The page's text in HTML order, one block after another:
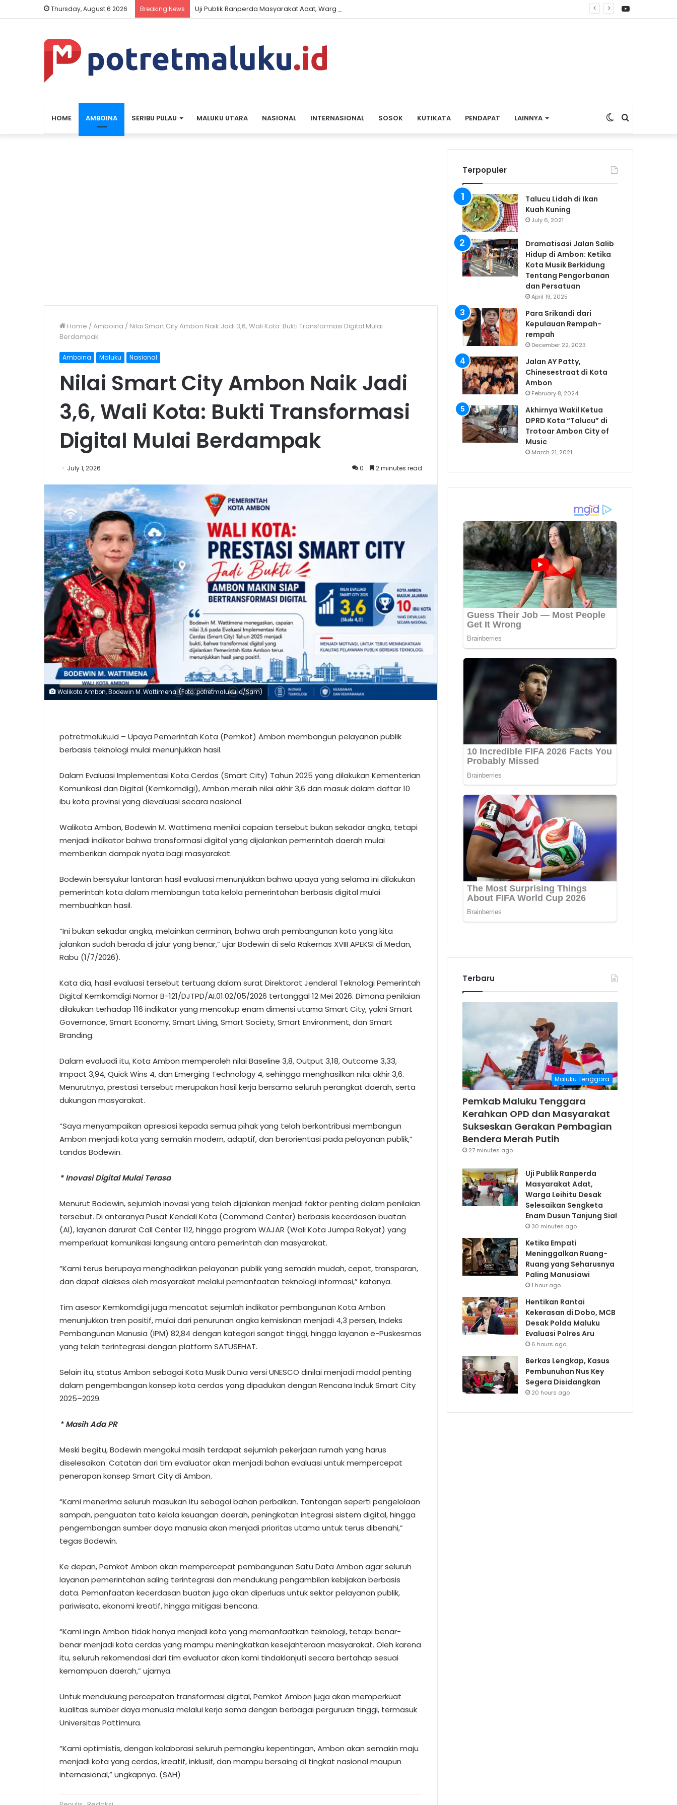
Thursday, August 6 2026 Breaking News Uji Publik Ranperda Masyarakat Adat, Warga Leihitu Desak Selesaikan Sengketa Enam Dusun Tanjung Sial
HOME AMBOINA SERIBU PULAU MALUKU UTARA NASIONAL INTERNASIONAL SOSOK KUTIKATA PENDAPAT LAINNYA Search
for
Switch
skin
Home /Amboina / Nilai Smart City Ambon Naik Jadi 3,6, Wali Kota: Bukti Transformasi Digital Mulai
Berdampak
Amboina Maluku Nasional
Nilai Smart City Ambon Naik Jadi
3,6, Wali Kota: Bukti Transformasi
Digital Mulai Berdampak
July 1, 2026 0 2 minutes read
Walikota Ambon, Bodewin M. Wattimena. (Foto: potretmaluku.id/Sam)
potretmaluku.id – Upaya Pemerintah Kota (Pemkot) Ambon membangun pelayanan publik
berbasis teknologi mulai menunjukkan hasil.
Dalam Evaluasi Implementasi Kota Cerdas (Smart City) Tahun 2025 yang dilakukan Kementerian
Komunikasi dan Digital (Kemkomdigi), Ambon meraih nilai akhir 3,6 dan masuk dalam daftar 10
ibu kota provinsi yang dievaluasi secara nasional.
Walikota Ambon, Bodewin M. Wattimena menilai capaian tersebut bukan sekadar angka, tetapi
menjadi indikator bahwa transformasi digital yang dijalankan pemerintah daerah mulai
memberikan dampak nyata bagi masyarakat.
Bodewin bersyukur lantaran hasil evaluasi menunjukkan bahwa upaya yang selama ini dilakukan
pemerintah kota dalam membangun tata kelola pemerintahan berbasis digital mulai
membuahkan hasil.
“Ini bukan sekadar angka, melainkan cerminan, bahwa arah pembangunan kota yang kita
jalankan sudah berada di jalur yang benar,” ujar Bodewin di sela Rakernas XVIII APEKSI di Medan,
Rabu (1/7/2026).
Kata dia, hasil evaluasi tersebut tertuang dalam surat Direktorat Jenderal Teknologi Pemerintah
Digital Kemkomdigi Nomor B-121/DJTPD/AI.01.02/05/2026 tertanggal 12 Mei 2026. Dimana penilaian
dilakukan terhadap 116 indikator yang mencakup enam dimensi utama Smart City, yakni Smart
Governance, Smart Economy, Smart Living, Smart Society, Smart Environment, dan Smart
Branding.
Dalam evaluadi itu, Kota Ambon memperoleh nilai Baseline 3,8, Output 3,18, Outcome 3,33,
Impact 3,94, Quick Wins 4, dan Emerging Technology 4, sehingga menghasilkan nilai akhir 3,6.
Menurutnya, prestasi tersebut merupakan hasil kerja bersama seluruh perangkat daerah, serta
dukungan masyarakat.
“Saya menyampaikan apresiasi kepada semua pihak yang telah berkontribusi membangun
Ambon menjadi kota yang semakin modern, adaptif, dan berorientasi pada pelayanan publik,”
tandas Bodewin.
* Inovasi Digital Mulai Terasa
Menurut Bodewin, sejumlah inovasi yang telah dijalankan menjadi faktor penting dalam penilaian
tersebut. Di antaranya Pusat Kendali Kota (Command Center) berbasis kecerdasan buatan
(AI), layanan darurat Call Center 112, hingga program WAJAR (Wali Kota Jumpa Rakyat) yang
memperkuat komunikasi langsung antara pemerintah dan masyarakat.
“Kami terus berupaya menghadirkan pelayanan publik yang semakin mudah, cepat, transparan,
dan dapat diakses oleh masyarakat melalui pemanfaatan teknologi informasi,” katanya.
Tim asesor Kemkomdigi juga mencatat sejumlah indikator pembangunan Kota Ambon
menunjukkan tren positif, mulai dari penurunan angka kemiskinan menjadi 4,3 persen, Indeks
Pembangunan Manusia (IPM) 82,84 dengan kategori sangat tinggi, hingga layanan e-Puskesmas
yang telah terintegrasi dengan platform SATUSEHAT.
Selain itu, status Ambon sebagai Kota Musik Dunia versi UNESCO dinilai menjadi modal penting
dalam pengembangan konsep kota cerdas yang dipadukan dengan Rencana Induk Smart City
2025–2029.
* Masih Ada PR
Meski begitu, Bodewin mengakui masih terdapat sejumlah pekerjaan rumah yang harus
diselesaikan. Catatan dari tim evaluator akan menjadi bahan evaluasi untuk mempercepat
penerapan konsep Smart City di Ambon.
“Kami menerima seluruh masukan itu sebagai bahan perbaikan. Tantangan seperti pengelolaan
sampah, penguatan tata kelola keuangan daerah, peningkatan integrasi sistem digital, hingga
pengembangan sumber daya manusia akan menjadi prioritas utama untuk terus dibenahi,”
tegas Bodewin.
Ke depan, Pemkot Ambon akan mempercepat pembangunan Satu Data Ambon agar seluruh
layanan pemerintahan saling terintegrasi dan mendukung pengambilan kebijakan berbasis
data. Pemanfaatan kecerdasan buatan juga akan diperluas untuk sektor pelayanan publik,
pariwisata, ekonomi kreatif, hingga mitigasi bencana.
“Kami ingin Ambon tidak hanya menjadi kota yang memanfaatkan teknologi, tetapi benar-
benar menjadi kota cerdas yang mampu meningkatkan kesejahteraan masyarakat. Oleh karena
itu, seluruh rekomendasi dari tim evaluator akan kami tindaklanjuti secara bertahap sesuai
kemampuan daerah,” ujarnya.
Untuk mendukung percepatan transformasi digital, Pemkot Ambon juga akan memperkuat
kualitas sumber daya manusia melalui kerja sama dengan berbagai perguruan tinggi, termasuk
Universitas Pattimura.
“Kami optimistis, dengan kolaborasi seluruh pemangku kepentingan, Ambon akan semakin maju
menjadi kota yang cerdas, kreatif, inklusif, dan mampu bersaing di tingkat nasional maupun
internasional,” ungkapnya. (SAH)
Terpopuler
Talucu Lidah di Ikan
Kuah Kuning
July 6, 2021
Dramatisasi Jalan Salib
Hidup di Ambon: Ketika
Kota Musik Berkidung
Tentang Pengorbanan
dan Persatuan
April 19, 2025
Para Srikandi dari
Kepulauan Rempah-
rempah
December 22, 2023
Jalan AY Patty,
Chinesestraat di Kota
Ambon
February 8, 2024
Akhirnya Wakil Ketua
DPRD Kota “Talucu” di
Trotoar Ambon City of
Music
March 21, 2021
Terbaru
Maluku Tenggara
Pemkab Maluku Tenggara
Kerahkan OPD dan Masyarakat
Sukseskan Gerakan Pembagian
Bendera Merah Putih
27 minutes ago
Uji Publik Ranperda
Masyarakat Adat,
Warga Leihitu Desak
Selesaikan Sengketa
Enam Dusun Tanjung Sial
30 minutes ago
Ketika Empati
Meninggalkan Ruang-
Ruang yang Seharusnya
Paling Manusiawi
1 hour ago
Hentikan Rantai
Kekerasan di Dobo, MCB
Desak Polda Maluku
Evaluasi Polres Aru
6 hours ago
Berkas Lengkap, Kasus
Pembunuhan Nus Key
Segera Disidangkan
20 hours ago